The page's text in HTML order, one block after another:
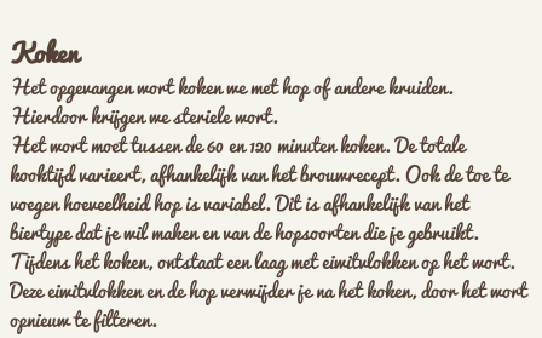
Koken
Het opgevangen wort koken we met hop of andere kruiden.
Hierdoor krijgen we steriele wort.
Het wort moet tussen de 60 en 120 minuten koken. De totale
kooktijd varieert, afhankelijk van het brouwrecept. Ook de toe te
voegen hoeveelheid hop is variabel. Dit is afhankelijk van het
biertype dat je wil maken en van de hopsoorten die je gebruikt.
Tijdens het koken, ontstaat een laag met eiwitvlokken op het wort.
Deze eiwitvlokken en de hop verwijder je na het koken, door het wort
opnieuw te filteren.